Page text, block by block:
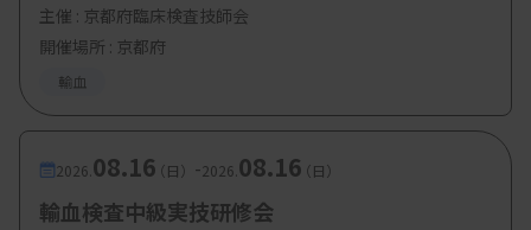
主催 : 京都府臨床検査技師会
開催場所 : 京都府
輸血
2026. 08.16（日） -2026. 08.16（日）
輸血検査中級実技研修会